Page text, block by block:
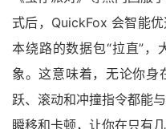
式后，QuickFox 会智能
本绕路的数据包“拉直”
象。这意味着，无论你身
跃、滚动和冲撞指令都能
瞬移和卡顿，让你在只有